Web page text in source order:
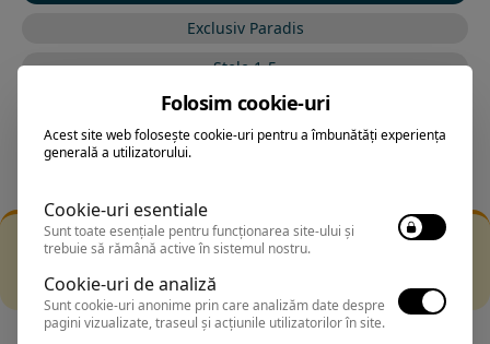
Exclusiv Paradis
Stele 1-5
Stele 5-1
Filtrarea nu a returnat niciun rezultat
alte fitre.
Folosim cookie-uri
Acest site web folosește cookie-uri pentru a îmbunătăți experiența
generală a utilizatorului.
Cookie-uri esentiale
Sunt toate esențiale pentru funcționarea site-ului și
trebuie să rămână active în sistemul nostru.
Cookie-uri de analiză
Sunt cookie-uri anonime prin care analizăm date despre
pagini vizualizate, traseul și acțiunile utilizatorilor în site.